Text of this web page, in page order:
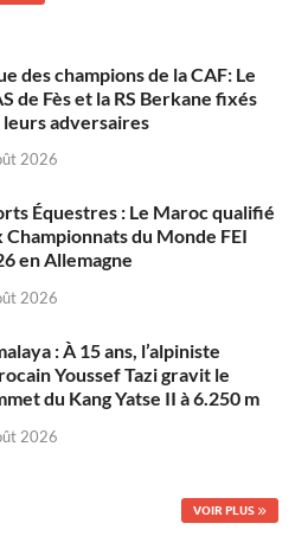
des champions de la CAF: Le
de Fès et la RS Berkane fixés
leurs adversaires
2026
Équestres : Le Maroc qualifié
Championnats du Monde FEI
en Allemagne
2026
: À 15 ans, l’alpiniste
Youssef Tazi gravit le
du Kang Yatse II à 6.250 m
2026
VOIR PLUS